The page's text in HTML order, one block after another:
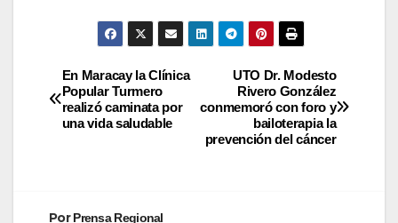
UTO Dr. Modesto
Rivero González
conmemoró con foro y
bailoterapia la
prevención del cáncer
En Maracay la Clínica
Popular Turmero
realizó caminata por
una vida saludable
PorPrensa Regional